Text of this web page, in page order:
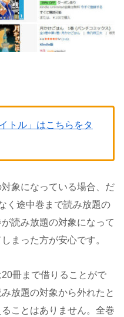
トル」はこちらをタ
象になっている場合、だ
く途中巻まで読み放題の
読み放題の対象になって
まった方が安心です。
冊まで借りることがで
放題の対象から外れたと
ことはありません。全巻